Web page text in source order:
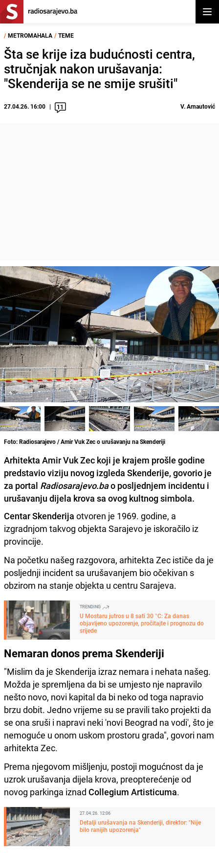
/ METROMAHALA / TEME
Šta se krije iza budućnosti centra,
stručnjak nakon urušavanja:
"Skenderija se ne smije srušiti"
27.04.26. 16:00 11 V. Arnautović
Foto: Radiosarajevo / Amir Vuk Zec o urušavanju na Skenderiji
Arhitekta Amir Vuk Zec koji je krajem prošle godine
predstavio viziju novog izgleda Skenderije, govorio je
za portal Radiosarajevo.bao posljednjem incidentu i
urušavanju dijela krova sa ovog kultnog simbola.
Centar Skenderija otvoren je 1969. godine, a
izgradnjom takvog objekta Sarajevo je iskoračilo iz
provincije.
Na početku našeg razgovora, arhitekta Zec ističe da je
posljednji incident sa urušavanjem bio očekivan s
obzirom na stanje objekta u centru Sarajeva.
TRENDING
U Mostaru jutros u 8 sati 30 °C: Za danas
objavljeno upozorenje, pročitajte i prognozu do
srijede
Nemaran donos prema Skenderiji
"Mislim da je Skenderija izraz nemara i nehata našeg.
Možda je spremljena da bi se umjesto nje napravilo
nešto novo, novi kapital da bi neko od toga napravio
brzu dobit. Jedno vrijeme su se pravili tako projekti da
se ona sruši i napravi neki 'novi Beograd na vodi', što je
nemoguće u onom uskom prostoru grada", govori nam
arhitekta Zec.
Prema njegovom mišljenju, postoji mogućnost da je
uzrok urušavanja dijela krova, preopterećenje od
novog parkinga iznad Collegium Artisticuma.
27.04.26. 12:06
Detalji urušavanja na Skenderiji, direktor: "Nije
bilo ranijih upozorenja"